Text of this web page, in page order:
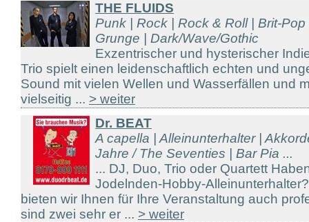
THE FLUIDS
Punk | Rock | Rock & Roll | Brit-
Grunge | Dark/Wave/Gothic
Exzentrischer und hysterischer
Trio spielt einen leidenschaftlich echten und
Sound mit vielen Wellen und Wasserfällen und
vielseitig ... > weiter
Dr. BEAT
A capella | Alleinunterhalter |
Jahre / The Seventies | Bar Pia ...
... DJ, Duo, Trio oder Quartett
Jodelnden-Hobby-
bieten wir Ihnen für Ihre Veranstaltung auch
sind zwei sehr er ... > weiter